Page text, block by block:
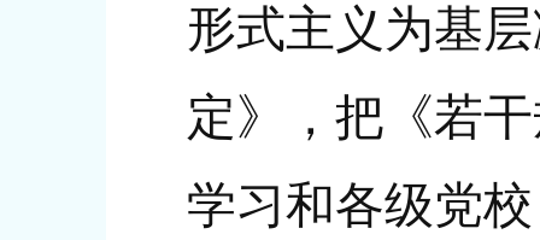
形式主义为基
定》，把《若
学习和各级党